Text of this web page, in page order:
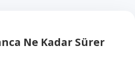
Ne Kadar Sürer